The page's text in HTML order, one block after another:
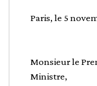
Paris, le 5
Monsieur le
Ministre,